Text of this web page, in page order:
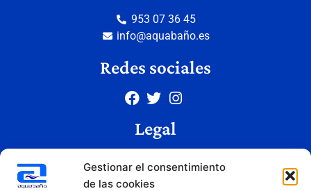
Gestionar el consentimiento
de las cookies
953 07 36 45
info@aquabaño.es
Redes sociales
Legal
Política de privacidad